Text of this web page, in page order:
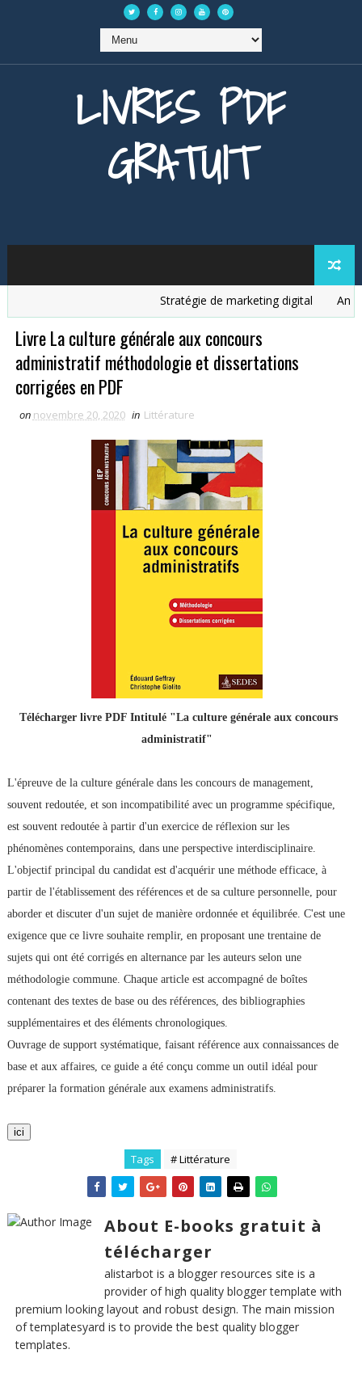
LIVRES PDF
GRATUIT
Stratégie de marketing digital
Livre La culture générale aux concours
administratif méthodologie et dissertations
corrigées en PDF
on novembre 20, 2020 in Littérature
Télécharger livre PDF Intitulé "La culture générale aux concours
administratif"
L'épreuve de la culture générale dans les concours de management,
souvent redoutée, et son incompatibilité avec un programme spécifique,
est souvent redoutée à partir d'un exercice de réflexion sur les
phénomènes contemporains, dans une perspective interdisciplinaire.
L'objectif principal du candidat est d'acquérir une méthode efficace, à
partir de l'établissement des références et de sa culture personnelle, pour
aborder et discuter d'un sujet de manière ordonnée et équilibrée. C'est une
exigence que ce livre souhaite remplir, en proposant une trentaine de
sujets qui ont été corrigés en alternance par les auteurs selon une
méthodologie commune. Chaque article est accompagné de boîtes
contenant des textes de base ou des références, des bibliographies
supplémentaires et des éléments chronologiques.
Ouvrage de support systématique, faisant référence aux connaissances de
base et aux affaires, ce guide a été conçu comme un outil idéal pour
préparer la formation générale aux examens administratifs.
ici
Tags # Littérature
About E-books gratuit à
télécharger
alistarbot is a blogger resources site is a
provider of high quality blogger template with
premium looking layout and robust design. The main mission
of templatesyard is to provide the best quality blogger
templates.